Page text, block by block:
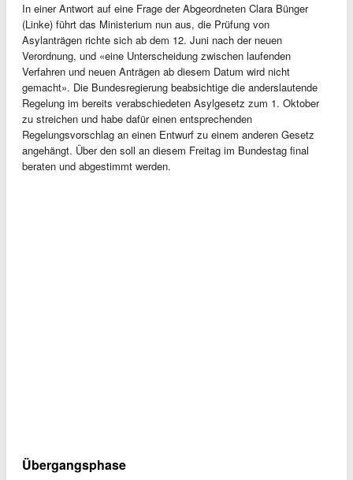
In einer Antwort auf eine Frage der Abgeordneten Clara Bünger
(Linke) führt das Ministerium nun aus, die Prüfung von
Asylanträgen richte sich ab dem 12. Juni nach der neuen
Verordnung, und «eine Unterscheidung zwischen laufenden
Verfahren und neuen Anträgen ab diesem Datum wird nicht
gemacht». Die Bundesregierung beabsichtige die anderslautende
Regelung im bereits verabschiedeten Asylgesetz zum 1. Oktober
zu streichen und habe dafür einen entsprechenden
Regelungsvorschlag an einen Entwurf zu einem anderen Gesetz
angehängt. Über den soll an diesem Freitag im Bundestag final
beraten und abgestimmt werden.
Übergangsphase